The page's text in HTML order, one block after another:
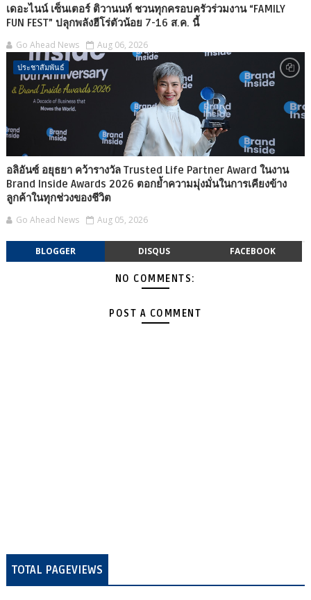
เดอะไนน์ เซ็นเตอร์ ติวานนท์ ชวนทุกครอบครัวร่วมงาน “FAMILY
FUN FEST” ปลุกพลังฮีโร่ตัวน้อย 7-16 ส.ค. นี้
Go Ahead News Aug 06, 2026
ประชาสัมพันธ์
อลิอันซ์ อยุธยา คว้ารางวัล Trusted Life Partner Award ในงาน
Brand Inside Awards 2026 ตอกย้ำความมุ่งมั่นในการเคียงข้าง
ลูกค้าในทุกช่วงของชีวิต
Go Ahead News Aug 05, 2026
BLOGGER DISQUS FACEBOOK
NO COMMENTS:
POST A COMMENT
TOTAL PAGEVIEWS